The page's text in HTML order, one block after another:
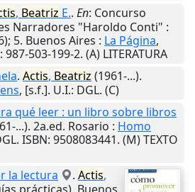
, Beatriz E.. En: Concurso
Narradores "Haroldo Conti" :
5. Buenos Aires : La Página,
987-503-199-2. (A) LITERATURA
. Actis, Beatriz (1961-...).
, [s.f.]. U.I.: DGL. (C)
qué leer : un libro sobre libros
...). 2a.ed. Rosario : Homo
ISBN: 9508083441. (M) TEXTO
la lectura
. Actis,